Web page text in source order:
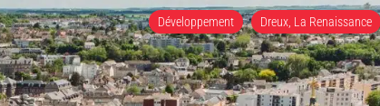
Développement | Dreux, La Renaissance